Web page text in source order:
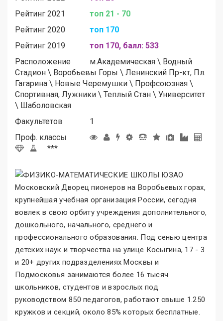
Рейтинг 2021
топ 21 - 70
Рейтинг 2020
топ 170
Рейтинг 2019
топ 170, балл: 533
Расположение
м.Академическая \ Водный
Стадион \ Воробьевы Горы \ Ленинский Пр-кт, Пл.
Гагарина \ Новые Черемушки \ Профсоюзная \
Спортивная, Лужники \ Теплый Стан \ Университет
\ Шаболовская
Факультетов
1
Проф. классы
***
Московский Дворец пионеров на Воробьевых горах,
крупнейшая учебная организация России, сегодня
вовлек в свою орбиту учреждения дополнительного,
дошкольного, начального, среднего и
профессионального образования. Под сенью центра
детских наук и творчества на улице Косыгина, 17 - 3
и 20+ других подразделениях Москвы и
Подмосковья занимаются более 16 тысяч
школьников, студентов и взрослых под
руководством 850 педагогов, работают свыше 1.250
кружков и секций, около 85% которых бесплатные.